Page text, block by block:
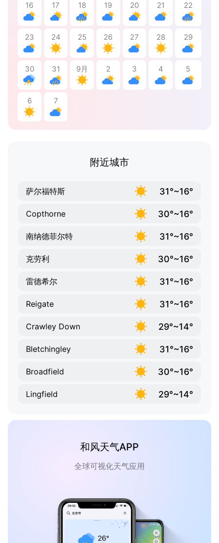
16 17 18 19 20 21 22
23 24 25 26 27 28 29
30 31 9月 2 3 4 5
6 7
附近城市
萨尔福特斯 31°~16°
Copthorne 30°~16°
南纳德菲尔特 31°~16°
克劳利 30°~16°
雷德希尔 31°~16°
Reigate 31°~16°
Crawley Down 29°~14°
Bletchingley 31°~16°
Broadfield 30°~16°
Lingfield 29°~14°
和风天气APP
全球可视化天气应用